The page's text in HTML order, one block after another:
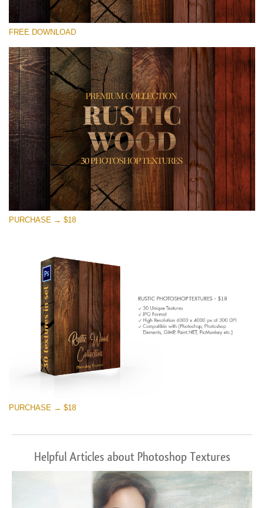
Xin hãy lựa chọn
Small 800*533px
Rustic Wood
(30 Textures)
Large 6000*4000px
Entire Collection
(1783 Overlays)
Large 6000*4000px
Tải xuống miễn phí
FREE DOWNLOAD
PURCHASE → $18
PURCHASE → $18
Helpful Articles about Photoshop Textures